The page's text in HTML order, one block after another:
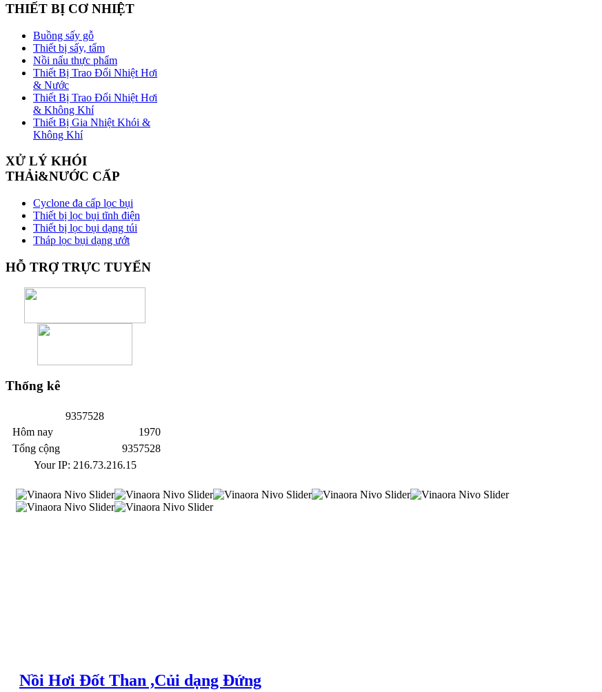
THIẾT BỊ CƠ NHIỆT
Buồng sấy gỗ
Thiết bị sấy, tẩm
Nồi nấu thực phẩm
Thiết Bị Trao Đổi Nhiệt Hơi
& Nước
Thiết Bị Trao Đổi Nhiệt Hơi
& Không Khí
Thiết Bị Gia Nhiệt Khói &
Không Khí
XỬ LÝ KHÓI
THẢi&NƯỚC CẤP
Cyclone đa cấp lọc bụi
Thiết bị lọc bụi tĩnh điện
Thiết bị lọc bụi dạng túi
Tháp lọc bụi dạng ướt
HỖ TRỢ TRỰC TUYẾN
Thống kê
9357528
Hôm nay
Tổng cộng
1970
9357528
Your IP: 216.73.216.15
Nồi Hơi Đốt Than ,Củi dạng Đứng